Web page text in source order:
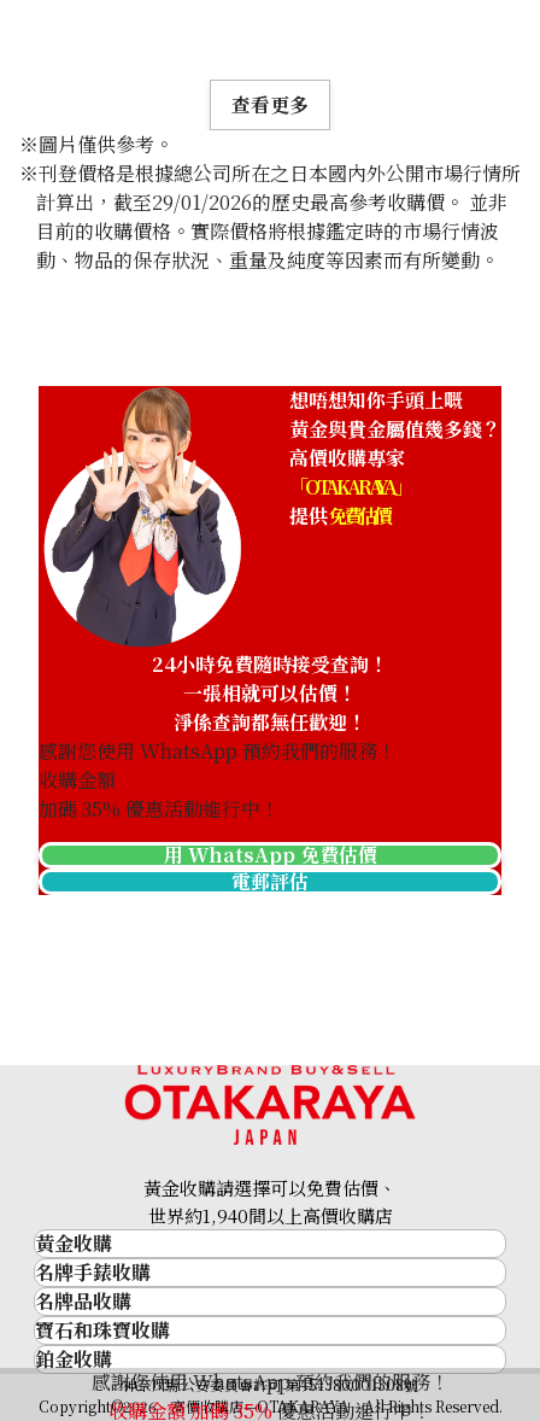
24K gold (K24) sake set
24k gold (K24) gold wire
HKD 42,053.1
查看更多
※圖片僅供參考。
※刊登價格是根據總公司所在之日本國內外公開市場行情所
計算出，截至29/01/2026的歷史最高參考收購價。 並非
目前的收購價格。實際價格將根據鑑定時的市場行情波
動、物品的保存狀況、重量及純度等因素而有所變動。
想唔想知你手頭上嘅
黃金與貴金屬值幾多錢？
高價收購專家
「OTAKARAYA」
提供免費估價
24小時免費隨時接受查詢！
一張相就可以估價！
淨係查詢都無任歡迎！
感謝您使用 WhatsApp 預約我們的服務！
收購金額
加碼35% 優惠活動進行中！
用 WhatsApp 免費估價
電郵評估
感謝您使用 WhatsApp 預約我們的服務！
收購金額 加碼35%優惠活動進行中！
黃金收購請選擇可以免費估價、
世界約1,940間以上高價收購店
黃金收購
黃金･金條
金條
金幣及銀幣
過去十年黃金價格
金飾
名牌手錶收購
名牌手錶收購
勞力士 (Rolex)
Patek Philippe
Audemars Piguet
名牌品收購
名牌品收購
HERMES
LOUIS VUITTON
寶石和珠寶收購
寶石和珠寶
鉑金收購
神奈川縣公安委員會許可 第451380001308號
Copyright©2026 高價收購店—OTAKARAYA All Rights Reserved.